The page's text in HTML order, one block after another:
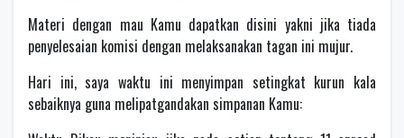
Materi dengan mau Kamu dapatkan disini yakni jika tiada
penyelesaian komisi dengan melaksanakan tagan ini mujur.
Hari ini, saya waktu ini menyimpan setingkat kurun kala
sebaiknya guna melipatgandakan simpanan Kamu: